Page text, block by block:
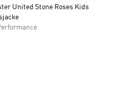
United Stone Roses Kids